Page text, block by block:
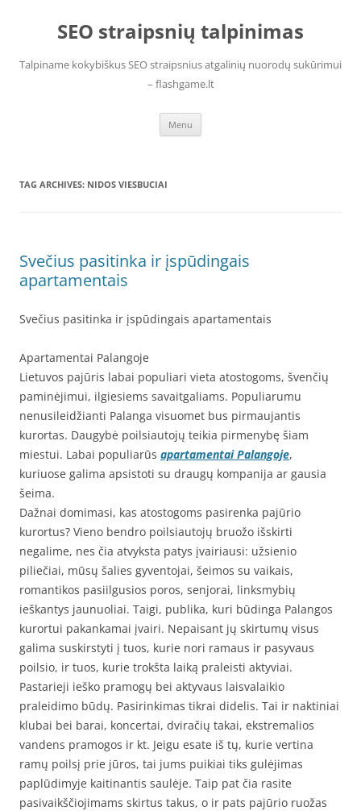
contentSEO straipsnių talpinimas
Talpiname kokybiškus SEO straipsnius atgalinių nuorodų sukūrimui
– flashgame.lt
Menu
TAG ARCHIVES: NIDOS VIESBUCIAI
Svečius pasitinka ir įspūdingais
apartamentais
Svečius pasitinka ir įspūdingais apartamentais
Apartamentai Palangoje
Lietuvos pajūris labai populiari vieta atostogoms, švenčių
paminėjimui, ilgiesiems savaitgaliams. Populiarumu
nenusileidžianti Palanga visuomet bus pirmaujantis
kurortas. Daugybė poilsiautojų teikia pirmenybę šiam
miestui. Labai populiarūs apartamentai Palangoje,
kuriuose galima apsistoti su draugų kompanija ar gausia
šeima.
Dažnai domimasi, kas atostogoms pasirenka pajūrio
kurortus? Vieno bendro poilsiautojų bruožo išskirti
negalime, nes čia atvyksta patys įvairiausi: užsienio
piliečiai, mūsų šalies gyventojai, šeimos su vaikais,
romantikos pasiilgusios poros, senjorai, linksmybių
ieškantys jaunuoliai. Taigi, publika, kuri būdinga Palangos
kurortui pakankamai įvairi. Nepaisant jų skirtumų visus
galima suskirstyti į tuos, kurie nori ramaus ir pasyvaus
poilsio, ir tuos, kurie trokšta laiką praleisti aktyviai.
Pastarieji ieško pramogų bei aktyvaus laisvalaikio
praleidimo būdų. Pasirinkimas tikrai didelis. Tai ir naktiniai
klubai bei barai, koncertai, dviračių takai, ekstremalios
vandens pramogos ir kt. Jeigu esate iš tų, kurie vertina
ramų poilsį prie jūros, tai jums puikiai tiks gulėjimas
paplūdimyje kaitinantis saulėje. Taip pat čia rasite
pasivaikščiojimams skirtus takus, o ir pats pajūrio ruožas